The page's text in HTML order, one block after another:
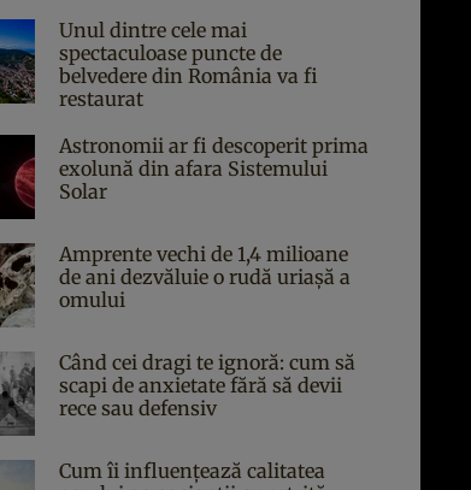
Unul dintre cele mai
spectaculoase puncte de
belvedere din România va fi
restaurat
Astronomii ar fi descoperit prima
exolună din afara Sistemului
Solar
Amprente vechi de 1,4 milioane
de ani dezvăluie o rudă uriașă a
omului
Când cei dragi te ignoră: cum să
scapi de anxietate fără să devii
rece sau defensiv
Cum îi influențează calitatea